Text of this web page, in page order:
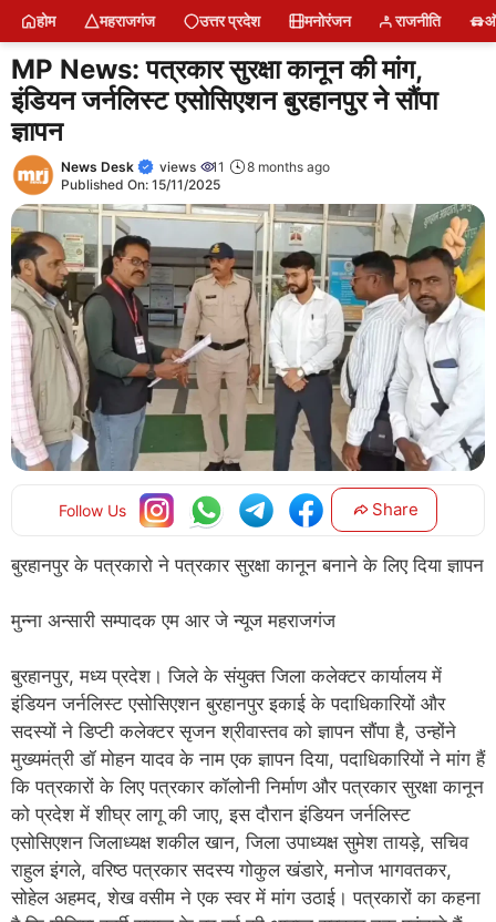
Skip
content
होम महराजगंज उत्तर प्रदेश मनोरंजन राजनीति
MP News: पत्रकार सुरक्षा कानून की मांग,
इंडियन जर्नलिस्ट एसोसिएशन बुरहानपुर ने सौंपा
ज्ञापन
News Desk views 11
8 months ago
Published On: 15/11/2025
Follow Us Share
बुरहानपुर के पत्रकारो ने पत्रकार सुरक्षा कानून बनाने के लिए दिया ज्ञापन
मुन्ना अन्सारी सम्पादक एम आर जे न्यूज महराजगंज
बुरहानपुर, मध्य प्रदेश। जिले के संयुक्त जिला कलेक्टर कार्यालय में
इंडियन जर्नलिस्ट एसोसिएशन बुरहानपुर इकाई के पदाधिकारियों और
सदस्यों ने डिप्टी कलेक्टर सृजन श्रीवास्तव को ज्ञापन सौंपा है, उन्होंने
मुख्यमंत्री डॉ मोहन यादव के नाम एक ज्ञापन दिया, पदाधिकारियों ने मांग हैं
कि पत्रकारों के लिए पत्रकार कॉलोनी निर्माण और पत्रकार सुरक्षा कानून
को प्रदेश में शीघ्र लागू की जाए, इस दौरान इंडियन जर्नलिस्ट
एसोसिएशन जिलाध्यक्ष शकील खान, जिला उपाध्यक्ष सुमेश तायड़े, सचिव
राहुल इंगले, वरिष्ठ पत्रकार सदस्य गोकुल खंडारे, मनोज भागवतकर,
सोहेल अहमद, शेख वसीम ने एक स्वर में मांग उठाई। पत्रकारों का कहना